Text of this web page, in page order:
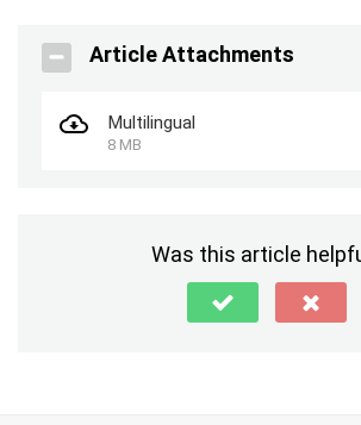
Article Attachments
Multilingual
8 MB
Was this article